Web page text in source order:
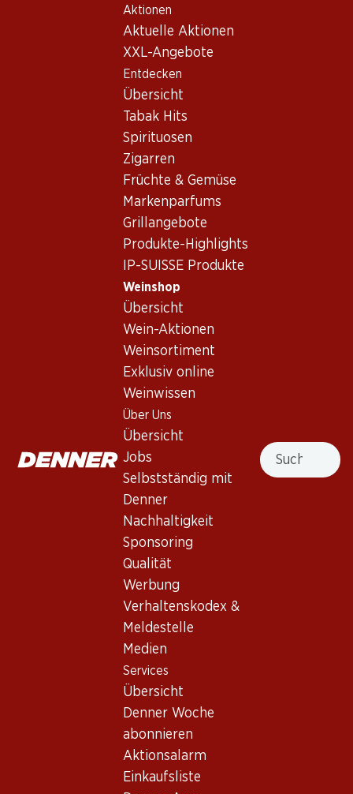
Aktionen
Aktuelle Aktionen
XXL-Angebote
Entdecken
Übersicht
Tabak Hits
Spirituosen
Zigarren
Früchte & Gemüse
Markenparfums
Grillangebote
Produkte-Highlights
IP-SUISSE Produkte
Weinshop
Übersicht
Wein-Aktionen
Weinsortiment
Exklusiv online
Weinwissen
Über Uns
Übersicht
Jobs
Selbstständig mit
Denner
Nachhaltigkeit
Sponsoring
Qualität
Werbung
Verhaltenskodex &
Meldestelle
Medien
Services
Übersicht
Denner Woche
abonnieren
Aktionsalarm
Einkaufsliste
Suche
Wein Sortiment
Parellada - Schaumwein
Freixenet Carta Medium Dry
Freixenet Carta Medium Dry
Freixenet Cordon Negro
93.60
Freixenet Cordon Negro
4 Produkten
Nach Oben
Bleiben Sie mit dem Denner Newsletter immer auf dem